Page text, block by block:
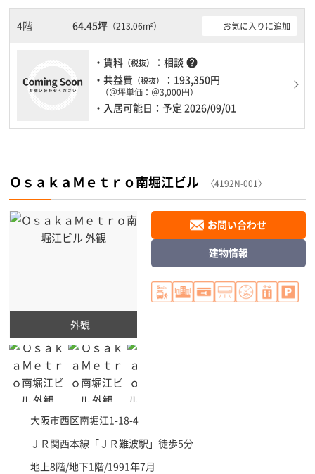
震性がしっかりとしています。土日・祝日も利用可能になりますの
で時間帯を気にせず利用できます。駐車場もありますので、車を利
があまりかかりません。
4階 64.45坪 （213.06m²） お気に入りに追加
・賃料 （税抜） ：相談 help
・共益費 （税抜） ：193,350円
（＠坪単価：＠3,000円）
・入居可能日：予定 2026/09/01
ＯｓａｋａＭｅｔｒｏ南堀江ビル 〈4192N-001〉
外観
大阪市西区南堀江1-18-4
ＪＲ関西本線「 ＪＲ難波駅 」徒歩5分
地上8階/地下1階/1991年7月
お問い合わせ
建物情報